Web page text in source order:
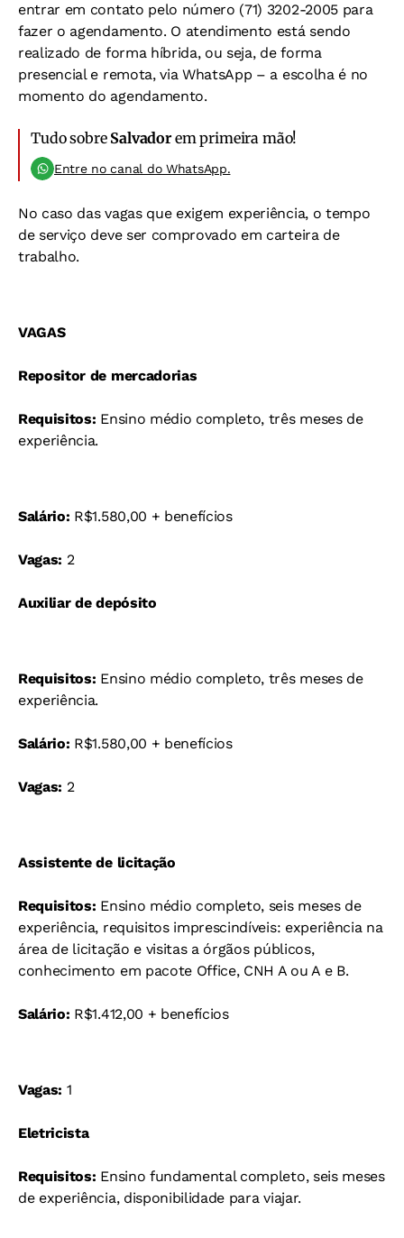
entrar em contato pelo número (71) 3202-2005 para
fazer o agendamento. O atendimento está sendo
realizado de forma híbrida, ou seja, de forma
presencial e remota, via WhatsApp – a escolha é no
momento do agendamento.
Tudo sobre Salvadorem primeira mão!
Entre no canal do WhatsApp.
No caso das vagas que exigem experiência, o tempo
de serviço deve ser comprovado em carteira de
trabalho.
VAGAS
Repositor de mercadorias
Requisitos: Ensino médio completo, três meses de
experiência.
Salário: R$1.580,00 + benefícios
Vagas: 2
Auxiliar de depósito
Requisitos: Ensino médio completo, três meses de
experiência.
Salário: R$1.580,00 + benefícios
Vagas: 2
Assistente de licitação
Requisitos: Ensino médio completo, seis meses de
experiência, requisitos imprescindíveis: experiência na
área de licitação e visitas a órgãos públicos,
conhecimento em pacote Office, CNH A ou A e B.
Salário: R$1.412,00 + benefícios
Vagas: 1
Eletricista
Requisitos: Ensino fundamental completo, seis meses
de experiência, disponibilidade para viajar.